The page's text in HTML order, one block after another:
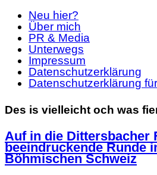
Neu hier?
Über mich
PR & Media
Unterwegs
Impressum
Datenschutzerklärung
Datenschutzerklärung
Des is vielleicht och was
Auf in die Dittersbacher
beeindruckende Runde
Böhmischen Schweiz